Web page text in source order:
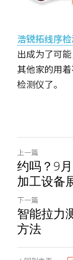
浩锐拓线序
出成为了可
其他家的用
检测仪了。
上一篇
约吗？9
加工设备
下一篇
智能拉力
方法